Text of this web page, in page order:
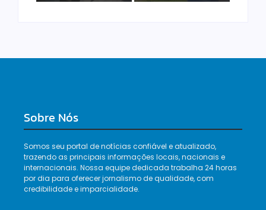
Sobre Nós
Somos seu portal de notícias confiável e atualizado,
trazendo as principais informações locais, nacionais e
internacionais. Nossa equipe dedicada trabalha 24 horas
por dia para oferecer jornalismo de qualidade, com
credibilidade e imparcialidade.